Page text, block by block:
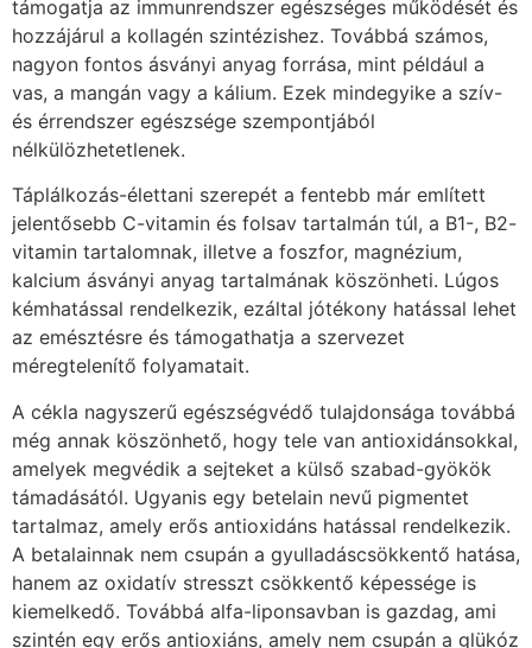
támogatja az immunrendszer egészséges működését és
hozzájárul a kollagén szintézishez. Továbbá számos,
nagyon fontos ásványi anyag forrása, mint például a
vas, a mangán vagy a kálium. Ezek mindegyike a szív-
és érrendszer egészsége szempontjából
nélkülözhetetlenek.
Táplálkozás-élettani szerepét a fentebb már említett
jelentősebb C-vitamin és folsav tartalmán túl, a B1-, B2-
vitamin tartalomnak, illetve a foszfor, magnézium,
kalcium ásványi anyag tartalmának köszönheti. Lúgos
kémhatással rendelkezik, ezáltal jótékony hatással lehet
az emésztésre és támogathatja a szervezet
méregtelenítő folyamatait.
A cékla nagyszerű egészségvédő tulajdonsága továbbá
még annak köszönhető, hogy tele van antioxidánsokkal,
amelyek megvédik a sejteket a külső szabad-gyökök
támadásától. Ugyanis egy betelain nevű pigmentet
tartalmaz, amely erős antioxidáns hatással rendelkezik.
A betalainnak nem csupán a gyulladáscsökkentő hatása,
hanem az oxidatív stresszt csökkentő képessége is
kiemelkedő. Továbbá alfa-liponsavban is gazdag, ami
szintén egy erős antioxiáns, amely nem csupán a glükóz